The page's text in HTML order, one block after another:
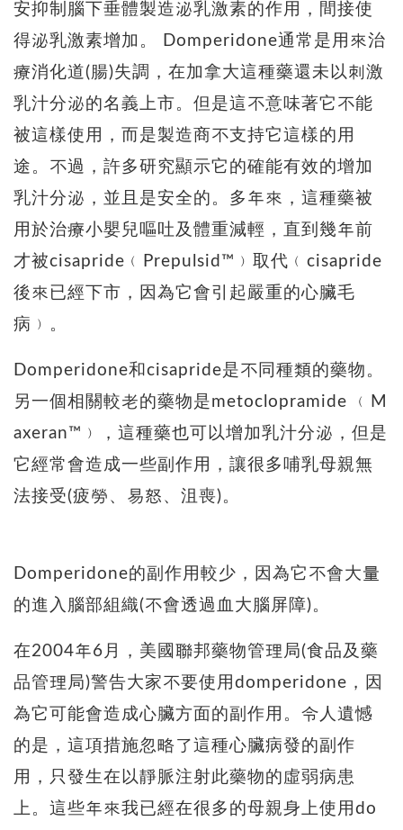
安抑制腦下垂體製造泌乳激素的作用，間接使
得泌乳激素增加。 Domperidone通常是用來治
療消化道(腸)失調，在加拿大這種藥還未以刺激
乳汁分泌的名義上市。但是這不意味著它不能
被這樣使用，而是製造商不支持它這樣的用
途。不過，許多研究顯示它的確能有效的增加
乳汁分泌，並且是安全的。多年來，這種藥被
用於治療小嬰兒嘔吐及體重減輕，直到幾年前
才被cisapride﹙Prepulsid™﹚取代﹙cisapride
後來已經下市，因為它會引起嚴重的心臟毛
病﹚。
Domperidone和cisapride是不同種類的藥物。
另一個相關較老的藥物是metoclopramide ﹙M
axeran™﹚，這種藥也可以增加乳汁分泌，但是
它經常會造成一些副作用，讓很多哺乳母親無
法接受(疲勞、易怒、沮喪)。
Domperidone的副作用較少，因為它不會大量
的進入腦部組織(不會透過血大腦屏障)。
在2004年6月，美國聯邦藥物管理局(食品及藥
品管理局)警告大家不要使用domperidone，因
為它可能會造成心臟方面的副作用。令人遺憾
的是，這項措施忽略了這種心臟病發的副作
用，只發生在以靜脈注射此藥物的虛弱病患
上。這些年來我已經在很多的母親身上使用do